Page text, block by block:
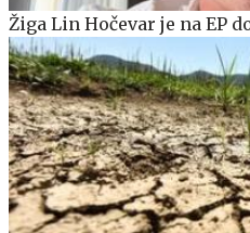
Žiga Lin Hočevar je na EP